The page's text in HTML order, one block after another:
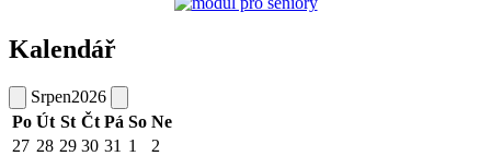
Kalendář
Srpen2026
Po Út St Čt Pá So Ne
27 28 29 30 31 1
2